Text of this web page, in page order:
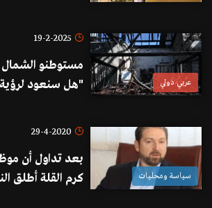
عربي دولي
19-2-2025
مستوطنو
"هل سنعود
سياسة ومحليات
29-4-2020
بعد تداول أن
كرم القلة أطلق